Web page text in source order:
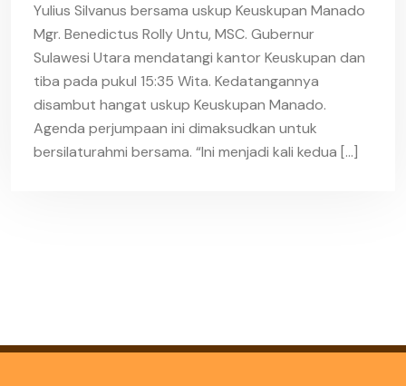
Yulius Silvanus bersama uskup Keuskupan Manado
Mgr. Benedictus Rolly Untu, MSC. Gubernur
Sulawesi Utara mendatangi kantor Keuskupan dan
tiba pada pukul 15:35 Wita. Kedatangannya
disambut hangat uskup Keuskupan Manado.
Agenda perjumpaan ini dimaksudkan untuk
bersilaturahmi bersama. “Ini menjadi kali kedua […]